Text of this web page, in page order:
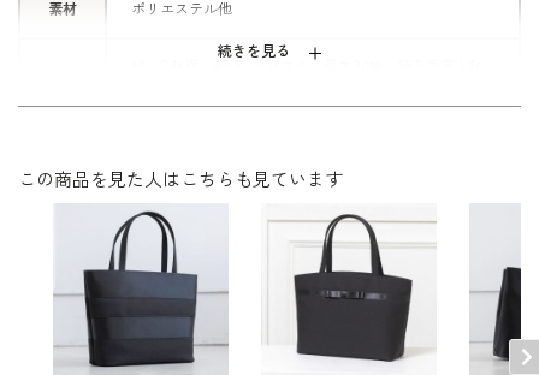
続きを見る
素材 ポリエステル他
※モデル着用 ブラックフォーマル：
この商品を見た人はこちらも見ています